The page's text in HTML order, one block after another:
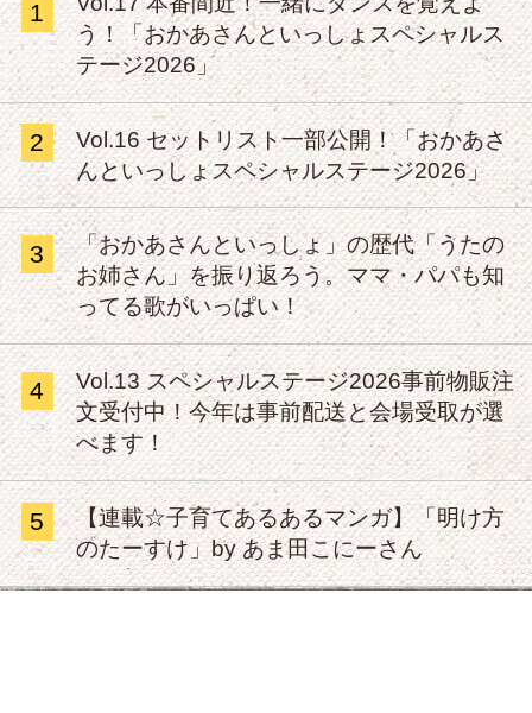
1
う！「おかあさんといっしょスペシャルス
テージ2026」
2
Vol.16 セットリスト一部公開！「おかあさ
んといっしょスペシャルステージ2026」
3
「おかあさんといっしょ」の歴代「うたの
お姉さん」を振り返ろう。ママ・パパも知
ってる歌がいっぱい！
4
Vol.13 スペシャルステージ2026事前物販注
文受付中！今年は事前配送と会場受取が選
べます！
5
【連載☆子育てあるあるマンガ】「明け方
のたーすけ」by あま田こにーさん